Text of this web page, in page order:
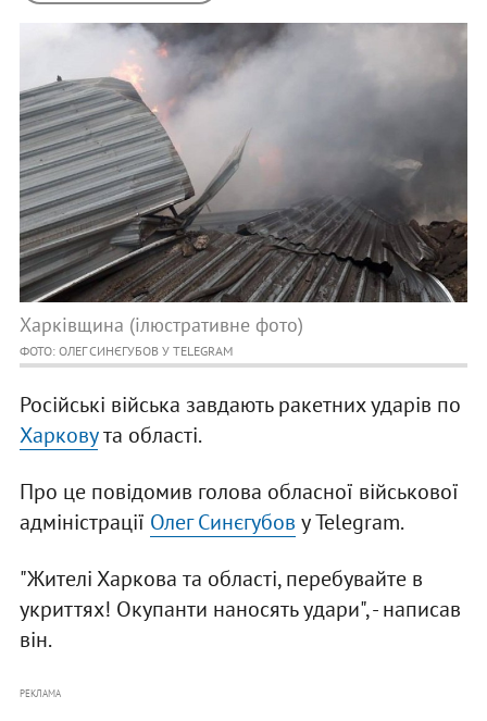
Харківщина (ілюстративне фото)
ФОТО: ОЛЕГ СИНЄГУБОВ У TELEGRAM
Російські війська завдають ракетних ударів по
Харковута області.
Про це повідомив голова обласної військової
адміністрації Олег Синєгубов у Telegram.
"Жителі Харкова та області, перебувайте в
укриттях! Окупанти наносять удари", - написав
він.
РЕКЛАМА